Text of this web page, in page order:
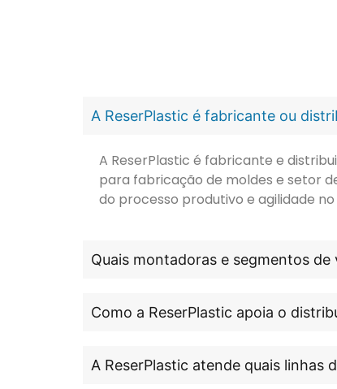
A ReserPlastic é fabricante ou
A ReserPlastic é fabricante e
para fabricação de moldes e setor
do processo produtivo e agilidade
Quais montadoras e segmentos
Como a ReserPlastic apoia o
A ReserPlastic atende quais linhas